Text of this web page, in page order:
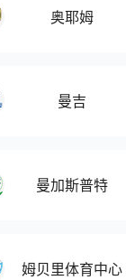
奥耶姆
曼吉
曼加斯普特
姆贝里体育中心